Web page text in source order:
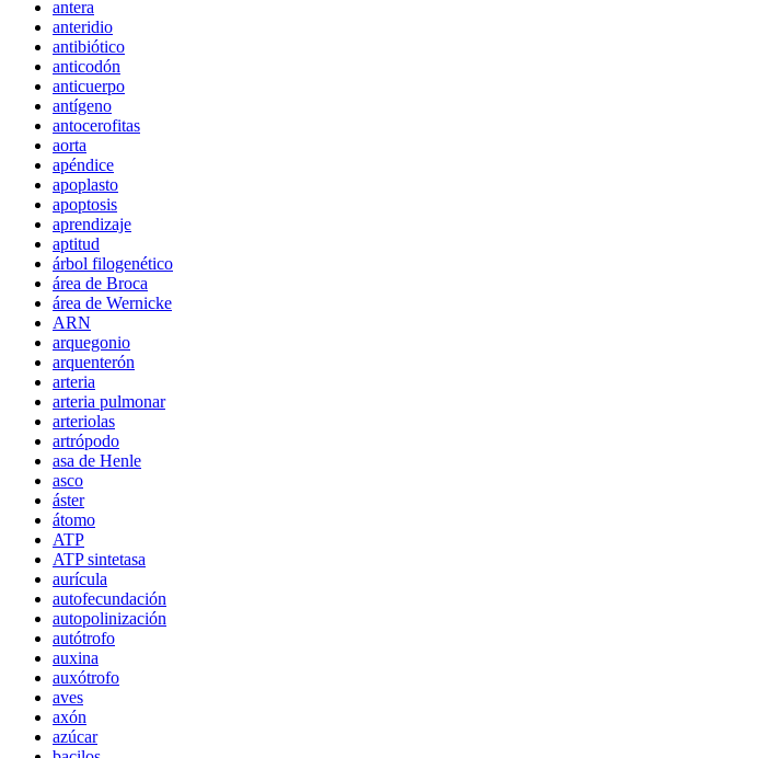
antera
anteridio
antibiótico
anticodón
anticuerpo
antígeno
antocerofitas
aorta
apéndice
apoplasto
apoptosis
aprendizaje
aptitud
árbol filogenético
área de Broca
área de Wernicke
ARN
arquegonio
arquenterón
arteria
arteria pulmonar
arteriolas
artrópodo
asa de Henle
asco
áster
átomo
ATP
ATP sintetasa
aurícula
autofecundación
autopolinización
autótrofo
auxina
auxótrofo
aves
axón
azúcar